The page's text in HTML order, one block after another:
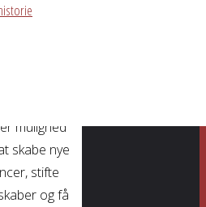
mulighed
skabe nye
stifte
og få